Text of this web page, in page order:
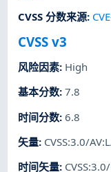
CVSS 分数来源:
CVSS v3
风险因素: High
基本分数:7.8
时间分数:6.8
矢量: CVSS:3.0/
时间矢量: